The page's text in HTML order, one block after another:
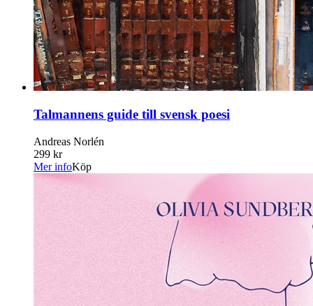
Talmannens guide till svensk poesi
Andreas Norlén
299 kr
Mer infoKöp